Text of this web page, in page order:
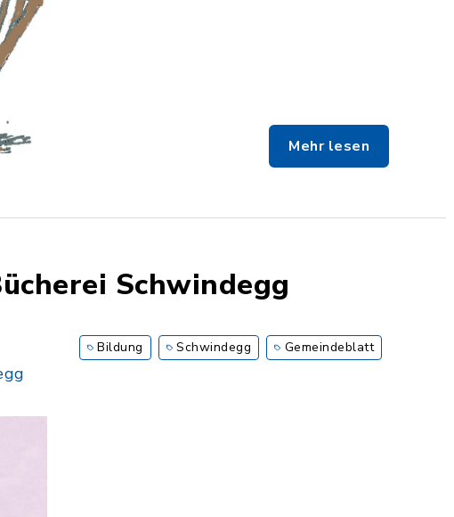
Mehr lesen
Schwindegg
Bildung Schwindegg Gemeindeblatt